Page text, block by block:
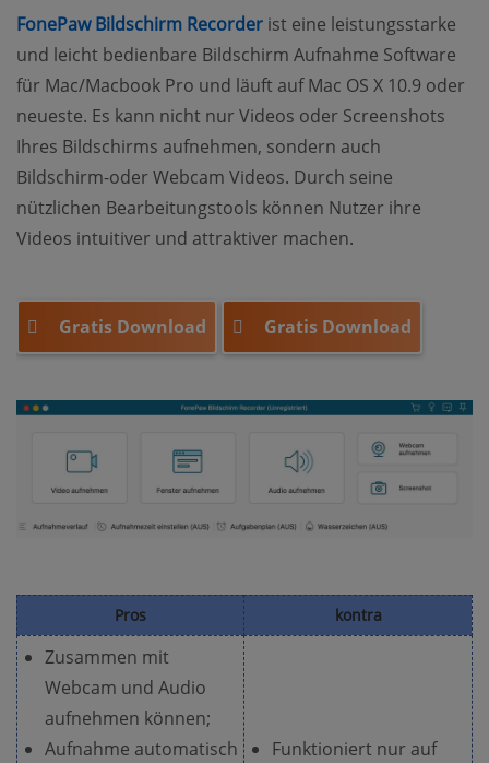
FonePaw Bildschirm Recorder ist eine leistungsstarke
und leicht bedienbare Bildschirm Aufnahme Software
für Mac/Macbook Pro und läuft auf Mac OS X 10.9 oder
neueste. Es kann nicht nur Videos oder Screenshots
Ihres Bildschirms aufnehmen, sondern auch
Bildschirm-oder Webcam Videos. Durch seine
nützlichen Bearbeitungstools können Nutzer ihre
Videos intuitiver und attraktiver machen.
Gratis Download Gratis Download
Pros kontra
Zusammen mit
Webcam und Audio
aufnehmen können;
Aufnahme automatisch
Funktioniert nur auf